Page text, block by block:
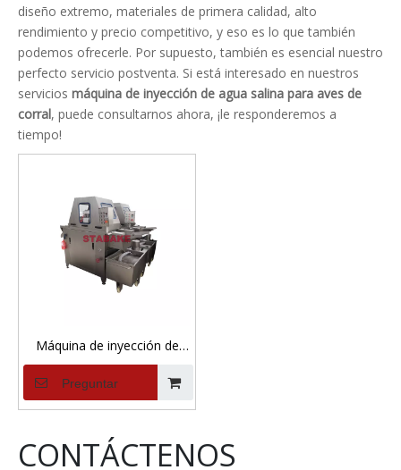
diseño extremo, materiales de primera calidad, alto
rendimiento y precio competitivo, y eso es lo que también
podemos ofrecerle. Por supuesto, también es esencial nuestro
perfecto servicio postventa. Si está interesado en nuestros
servicios máquina de inyección de agua salina para aves de
corral, puede consultarnos ahora, ¡le responderemos a
tiempo!
Máquina de inyección de
salina de carne
Preguntar
CONTÁCTENOS